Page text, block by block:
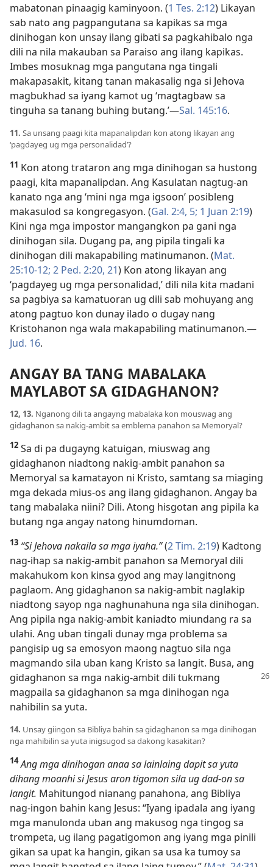
mabatonan pinaagig kaminyoon. (1 Tes. 2:12) Likayan
sab nato ang pagpangutana sa kapikas sa mga
dinihogan kon unsay ilang gibati sa pagkahibalo nga
dili na nila makauban sa Paraiso ang ilang kapikas.
Imbes mosuknag mga pangutana nga tingali
makapasakit, kitang tanan makasalig nga si Jehova
magbukhad sa iyang kamot ug ‘magtagbaw sa
tinguha sa tanang buhing butang.’—Sal. 145:16.
11. Sa unsang paagi kita mapanalipdan kon atong likayan ang
‘pagdayeg ug mga personalidad’?
11 Kon atong trataron ang mga dinihogan sa hustong
paagi, kita mapanalipdan. Ang Kasulatan nagtug-an
kanato nga ang ‘mini nga mga igsoon’ posibleng
makasulod sa kongregasyon. (Gal. 2:4, 5; 1 Juan 2:19)
Kini nga mga impostor mangangkon pa gani nga
dinihogan sila. Dugang pa, ang pipila tingali ka
dinihogan dili makapabiling matinumanon. (Mat.
25:10-12; 2 Ped. 2:20, 21) Kon atong likayan ang
‘pagdayeg ug mga personalidad,’ dili nila kita madani
sa pagbiya sa kamatuoran ug dili sab mohuyang ang
atong pagtuo kon dunay ilado o dugay nang
Kristohanon nga wala makapabiling matinumanon.—
Jud. 16.
ANGAY BA TANG MABALAKA
MAYLABOT SA GIDAGHANON?
12, 13. Nganong dili ta angayng mabalaka kon mouswag ang
gidaghanon sa nakig-ambit sa emblema panahon sa Memoryal?
12 Sa di pa dugayng katuigan, miuswag ang
gidaghanon niadtong nakig-ambit panahon sa
Memoryal sa kamatayon ni Kristo, samtang sa miaging
mga dekada mius-os ang ilang gidaghanon. Angay ba
tang mabalaka niini? Dili. Atong hisgotan ang pipila ka
butang nga angay natong hinumdoman.
13 “Si Jehova nakaila sa mga iyaha.”(2 Tim. 2:19) Kadtong
nag-ihap sa nakig-ambit panahon sa Memoryal dili
makahukom kon kinsa gyod ang may langitnong
paglaom. Ang gidaghanon sa nakig-ambit naglakip
niadtong sayop nga naghunahuna nga sila dinihogan.
Ang pipila nga nakig-ambit kaniadto miundang ra sa
ulahi. Ang uban tingali dunay mga problema sa
pangisip ug sa emosyon maong nagtuo sila nga
magmando sila uban kang Kristo sa langit. Busa, ang
gidaghanon sa mga nakig-ambit dili tukmang
magpaila sa gidaghanon sa mga dinihogan nga
nahibilin sa yuta.
14. Unsay giingon sa Bibliya bahin sa gidaghanon sa mga dinihogan
nga mahibilin sa yuta inigsugod sa dakong kasakitan?
14 Ang mga dinihogan anaa sa lainlaing dapit sa yuta
dihang moanhi si Jesus aron tigomon sila ug dad-on sa
langit. Mahitungod nianang panahona, ang Bibliya
nag-ingon bahin kang Jesus: “Iyang ipadala ang iyang
mga manulonda uban ang makusog nga tingog sa
trompeta, ug ilang pagatigomon ang iyang mga pinili
gikan sa upat ka hangin, gikan sa usa ka tumoy sa